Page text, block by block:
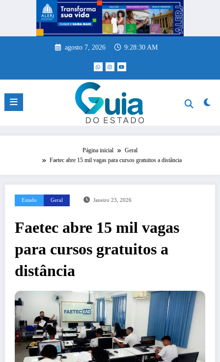
agosto 7, 2026 9:28:30 AM
Página inicial
Geral
Faetec abre 15 mil vagas para cursos gratuitos a distância
Estado Geral Janeiro 23, 2026
Faetec abre 15 mil vagas
para cursos gratuitos a
distância